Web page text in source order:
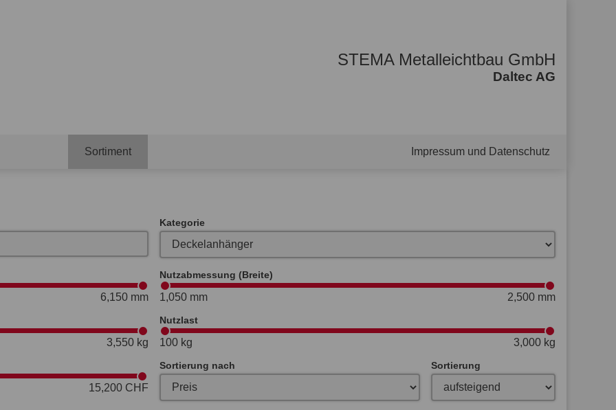
STEMA Metalleichtbau GmbH
Daltec AG
Sortiment Impressum und Datenschutz
Kategorie
6,150 mm
Nutzabmessung (Breite)
1,050 mm 2,500 mm
3,550 kg
Nutzlast
100 kg 3,000 kg
15,200 CHF
Sortierung nach Sortierung